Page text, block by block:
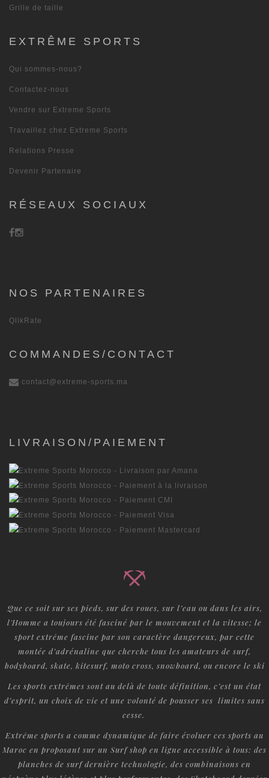
Grille de taille
EXTRÊME SPORTS
Qui sommes-nous?
Contactez-nous
Vendre sur Extreme Sports
Travaillez chez Extreme Sports
Relations Presse
Devenir Partenaire
RÉSEAUX SOCIAUX
NOS PARTENAIRES
QlikRate
COMMANDES/CONTACT
contact@extreme-sports.ma
LIVRAISON/PAIEMENT
Que ce soit sur ses pieds, sur des roues, sur l’eau ou dans les airs,
l'Homme a toujours été fasciné par le mouvement et la vitesse; le
sport extrême fascine par son caractère dangereux, par cette
montée d’adrénaline que cherche tous les amateurs de surf,
bodyboard, skate, kitesurf, moto cross, snowboard, ou encore le ski
Les sports extrêmes sont au delà de toute définition, c’est un état
d’esprit, un choix de vie et une volonté de pousser ses limites sans
cesse.
Extrême sports a comme dynamique de faire évoluer ces sports au
Maroc en proposant sur un Surf shop en ligne accessible à tous: des
planches de surf dernière technologie, des combinaisons en